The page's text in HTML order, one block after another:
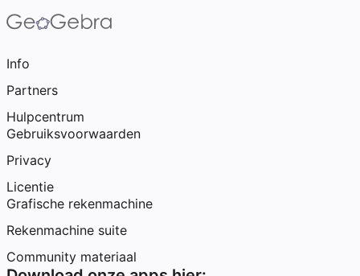
Info
Partners
Hulpcentrum
Gebruiksvoorwaarden
Privacy
Licentie
Grafische rekenmachine
Rekenmachine suite
Community materiaal